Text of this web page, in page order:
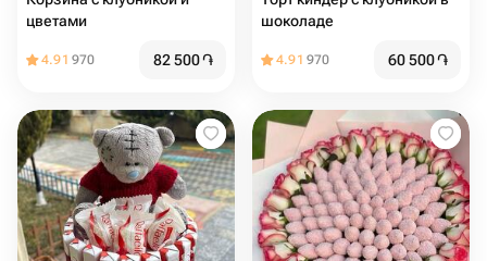
цветами
4.91 970 82 500֏
шоколаде
4.91 970 60 500֏